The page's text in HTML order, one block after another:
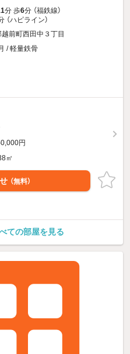
分 歩6分 （福鉄線）
（ハピライン）
前町西田中３丁目
/ 軽量鉄骨
円
㎡
（無料）
ての部屋を見る